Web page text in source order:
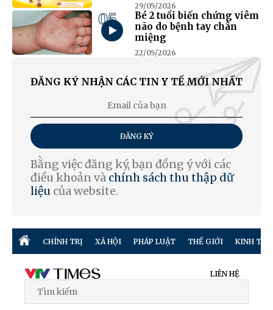
29/05/2026
05
Bé 2 tuổi biến chứng viêm
não do bệnh tay chân
miệng
22/05/2026
ĐĂNG KÝ NHẬN CÁC TIN Y TẾ MỚI NHẤT
ĐĂNG KÝ
Bằng việc đăng ký, bạn đồng ý với các
điều khoản và chính sách thu thập dữ
liệu của website.
CHÍNH TRỊ XÃ HỘI PHÁP LUẬT THẾ GIỚI KINH TẾ
LIÊN HỆ